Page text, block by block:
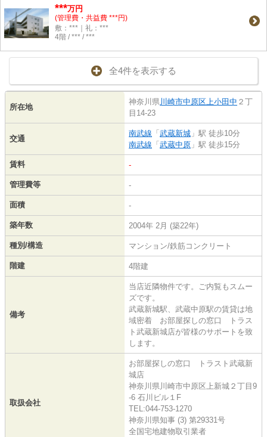
***万円
(管理費・共益費 ***円)
敷：***｜礼：***
4階 / *** / ***
全4件を表示する
所在地
神奈川県川崎市中原区上小田中 ２丁
目14-23
交通
南武線 「 武蔵新城 」駅 徒歩10分
南武線 「 武蔵中原 」駅 徒歩15分
賃料 -
管理費等 -
面積 -
築年数 2004年 2月 (築22年)
種別/構造 マンション/鉄筋コンクリート
階建 4階建
備考
当店近隣物件です。ご内覧もスムー
ズです。
武蔵新城駅、武蔵中原駅の賃貸は地
域密着 お部屋探しの窓口 トラス
ト武蔵新城店が皆様のサポートを致
します。
取扱会社
お部屋探しの窓口 トラスト武蔵新
城店
神奈川県川崎市中原区上新城２丁目9
-6 石川ビル１F
TEL:044-753-1270
神奈川県知事 (3) 第29331号
全国宅地建物取引業者